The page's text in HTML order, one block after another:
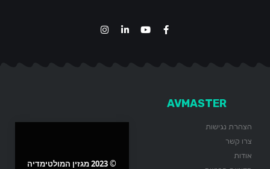
AVMASTER
הצהרת נגישות
צרו קשר
אודות
© 2023 מגזין המולטימדיה